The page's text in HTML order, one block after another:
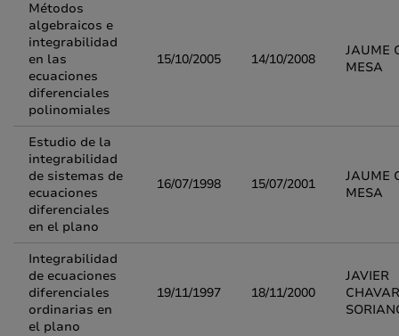
Métodos
algebraicos e
integrabilidad
en las
ecuaciones
diferenciales
polinomiales
15/10/2005 14/10/2008
JAUME
MESA
Estudio de la
integrabilidad
de sistemas de
ecuaciones
diferenciales
en el plano
16/07/1998 15/07/2001
JAUME
MESA
Integrabilidad
de ecuaciones
diferenciales
ordinarias en
el plano
19/11/1997 18/11/2000
JAVIER